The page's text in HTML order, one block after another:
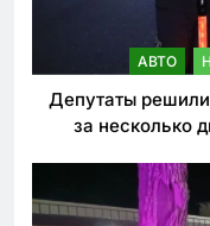
АВТО
Депутаты решили
за несколько